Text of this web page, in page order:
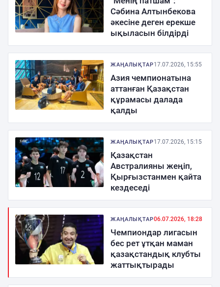
Сәбина Алтынбекова
әкесіне деген ерекше
ықыласын білдірді
ЖАҢАЛЫҚТАР17.07.2026, 15:55
Азия чемпионатына
аттанған Қазақстан
құрамасы далада
қалды
ЖАҢАЛЫҚТАР17.07.2026, 15:15
Қазақстан
Австралияны жеңіп,
Қырғызстанмен қайта
кездеседі
ЖАҢАЛЫҚТАР06.07.2026, 18:28
Чемпиондар лигасын
бес рет ұтқан маман
қазақстандық клубты
жаттықтырады